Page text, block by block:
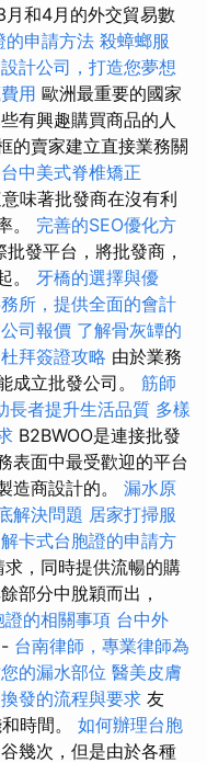
和4月的外交貿易數
的申請方法 殺蟑螂服
計公司，打造您夢想
用 歐洲最重要的國家
有興趣購買商品的人
的賣家建立直接業務關
台中美式脊椎矯正
味著批發商在沒有利
。 完善的SEO優化方
發平台，將批發商，
。 牙橋的選擇與優
所，提供全面的會計
司報價 了解骨灰罈的
杜拜簽證攻略 由於業務
成立批發公司。 筋師
長者提升生活品質 多樣
B2BWOO是連接批發
表面中最受歡迎的平台
造商設計的。 漏水原
解決問題 居家打掃服
卡式台胞證的申請方
，同時提供流暢的購
部分中脫穎而出，
證的相關事項 台中外
- 台南律師，專業律師為
的漏水部位 醫美皮膚
發的流程與要求 友
時間。 如何辦理台胞
幾次，但是由於各種